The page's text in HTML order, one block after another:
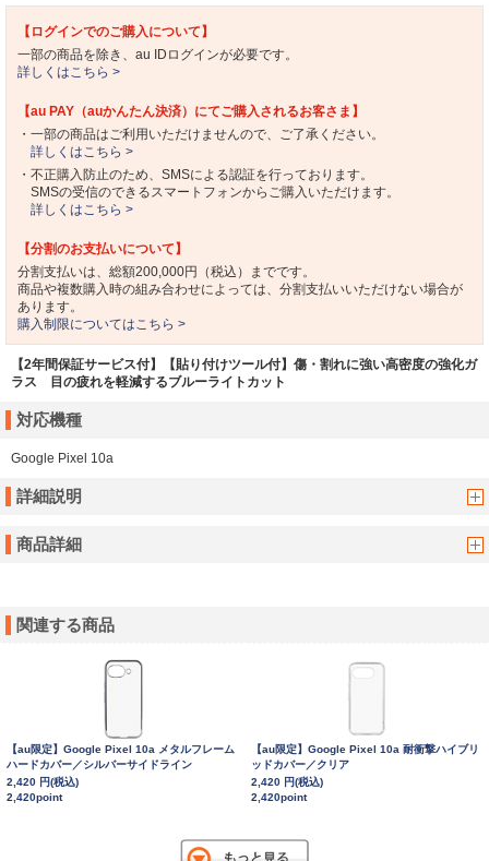
【ログインでのご購入について】
一部の商品を除き、au IDログインが必要です。
詳しくはこちら >
【au PAY（auかんたん決済）にてご購入されるお客さま】
・一部の商品はご利用いただけませんので、ご了承ください。
詳しくはこちら >
・不正購入防止のため、SMSによる認証を行っております。
SMSの受信のできるスマートフォンからご購入いただけます。
詳しくはこちら >
【分割のお支払いについて】
分割支払いは、総額200,000円（税込）までです。
商品や複数購入時の組み合わせによっては、分割支払いいただけない場合が
あります。
購入制限についてはこちら >
【2年間保証サービス付】【貼り付けツール付】傷・割れに強い高密度の強化ガ
ラス 目の疲れを軽減するブルーライトカット
対応機種
Google Pixel 10a
詳細説明
商品詳細
関連する商品
【au限定】Google Pixel 10a メタルフレーム
ハードカバー／シルバーサイドライン
2,420 円(税込)
2,420point
【au限定】Google Pixel 10a 耐衝撃ハイブリ
ッドカバー／クリア
2,420 円(税込)
2,420point